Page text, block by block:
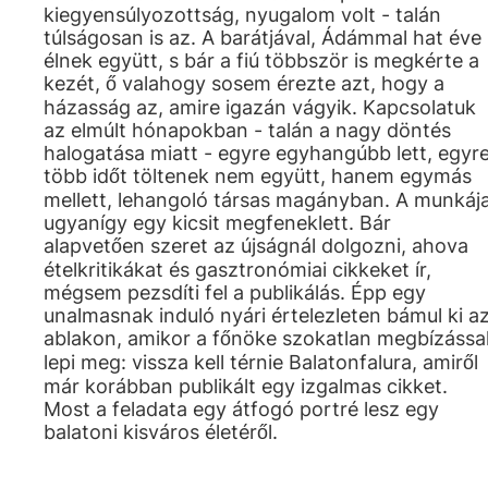
kiegyensúlyozottság, nyugalom volt - talán
túlságosan is az. A barátjával, Ádámmal hat éve
élnek együtt, s bár a fiú többször is megkérte a
kezét, ő valahogy sosem érezte azt, hogy a
házasság az, amire igazán vágyik. Kapcsolatuk
az elmúlt hónapokban - talán a nagy döntés
halogatása miatt - egyre egyhangúbb lett,
több időt töltenek nem együtt, hanem egymás
mellett, lehangoló társas magányban. A
ugyanígy egy kicsit megfeneklett. Bár
alapvetően szeret az újságnál dolgozni, ahova
ételkritikákat és gasztronómiai cikkeket ír,
mégsem pezsdíti fel a publikálás. Épp egy
unalmasnak induló nyári értelezleten bámul ki az
ablakon, amikor a főnöke szokatlan megbízással
lepi meg: vissza kell térnie Balatonfalura, amiről
már korábban publikált egy izgalmas cikket.
Most a feladata egy átfogó portré lesz egy
balatoni kisváros életéről.